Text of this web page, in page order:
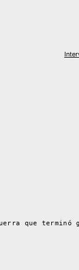
que terminó